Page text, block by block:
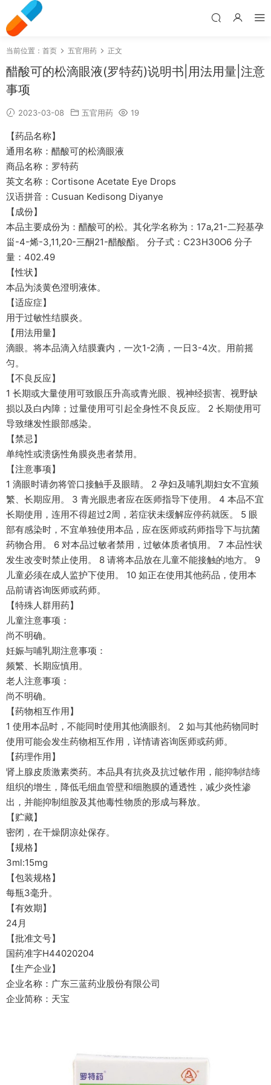
当前位置： 首页 五官用药 正文
醋酸可的松滴眼液(罗特药)说明书|用法用量|注意
事项
2023-03-08 五官用药 19
【药品名称】
通用名称：醋酸可的松滴眼液
商品名称：罗特药
英文名称：Cortisone Acetate Eye Drops
汉语拼音：Cusuan Kedisong Diyanye
【成份】
本品主要成份为：醋酸可的松。其化学名称为：17a,21-二羟基孕
甾-4-烯-3,11,20-三酮21-醋酸酯。 分子式：C23H30O6 分子
量：402.49
【性状】
本品为淡黄色澄明液体。
【适应症】
用于过敏性结膜炎。
【用法用量】
滴眼。将本品滴入结膜囊内，一次1-2滴，一日3-4次。用前摇
匀。
【不良反应】
1 长期或大量使用可致眼压升高或青光眼、视神经损害、视野缺
损以及白内障；过量使用可引起全身性不良反应。 2 长期使用可
导致继发性眼部感染。
【禁忌】
单纯性或溃疡性角膜炎患者禁用。
【注意事项】
1 滴眼时请勿将管口接触手及眼睛。 2 孕妇及哺乳期妇女不宜频
繁、长期应用。 3 青光眼患者应在医师指导下使用。 4 本品不宜
长期使用，连用不得超过2周，若症状未缓解应停药就医。 5 眼
部有感染时，不宜单独使用本品，应在医师或药师指导下与抗菌
药物合用。 6 对本品过敏者禁用，过敏体质者慎用。 7 本品性状
发生改变时禁止使用。 8 请将本品放在儿童不能接触的地方。 9
儿童必须在成人监护下使用。 10 如正在使用其他药品，使用本
品前请咨询医师或药师。
【特殊人群用药】
儿童注意事项：
尚不明确。
妊娠与哺乳期注意事项：
频繁、长期应慎用。
老人注意事项：
尚不明确。
【药物相互作用】
1 使用本品时，不能同时使用其他滴眼剂。 2 如与其他药物同时
使用可能会发生药物相互作用，详情请咨询医师或药师。
【药理作用】
肾上腺皮质激素类药。本品具有抗炎及抗过敏作用，能抑制结缔
组织的增生，降低毛细血管壁和细胞膜的通透性，减少炎性渗
出，并能抑制组胺及其他毒性物质的形成与释放。
【贮藏】
密闭，在干燥阴凉处保存。
【规格】
3ml:15mg
【包装规格】
每瓶3毫升。
【有效期】
24月
【批准文号】
国药准字H44020204
【生产企业】
企业名称：广东三蓝药业股份有限公司
企业简称：天宝